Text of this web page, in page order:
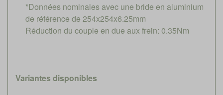
*Données nominales avec une bride en aluminium
de référence de 254x254x6.25mm
Réduction du couple en due aux frein: 0.35Nm
Variantes disponibles